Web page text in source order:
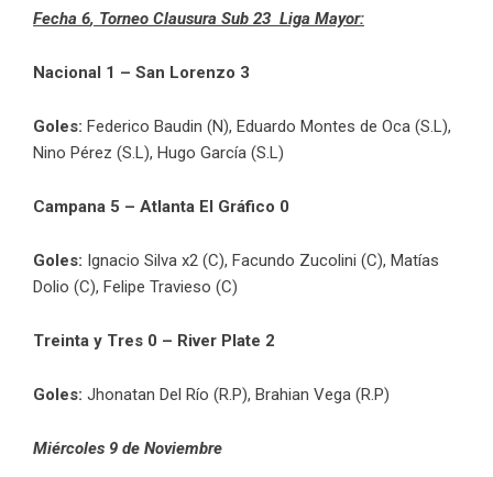
Fecha 6, Torneo Clausura Sub 23 Liga Mayor:
Nacional 1 – San Lorenzo 3
Goles: Federico Baudin (N), Eduardo Montes de Oca (S.L),
Nino Pérez (S.L), Hugo García (S.L)
Campana 5 – Atlanta El Gráfico 0
Goles: Ignacio Silva x2 (C), Facundo Zucolini (C), Matías
Dolio (C), Felipe Travieso (C)
Treinta y Tres 0 – River Plate 2
Goles: Jhonatan Del Río (R.P), Brahian Vega (R.P)
Miércoles 9 de Noviembre